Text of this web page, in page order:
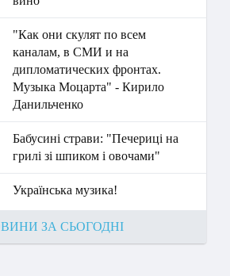
"Как они скулят по всем
каналам, в СМИ и на
дипломатических фронтах.
Музыка Моцарта" - Кирило
Данильченко
Бабусині страви: "Печериці на
грилі зі шпиком і овочами"
Українська музика!
ЗА СЬОГОДНІ